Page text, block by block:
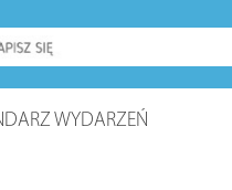
WYDARZEŃ